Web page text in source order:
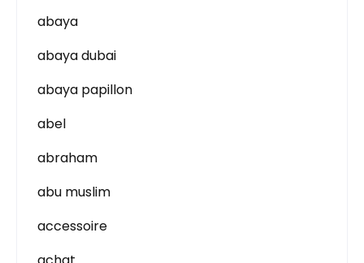
abaya
abaya dubai
abaya papillon
abel
abraham
abu muslim
accessoire